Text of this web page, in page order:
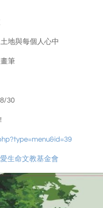
地與每個人心中
筆
30
生命文教基金會